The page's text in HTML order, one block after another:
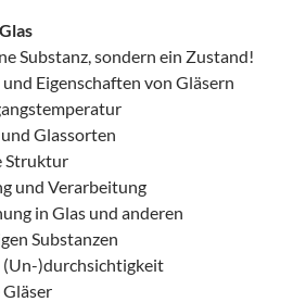
Substanz, sondern ein Zustand!
Eigenschaften von Gläsern
Glassorten
Struktur
und Verarbeitung
in Glas und anderen
Substanzen
(Un-)durchsichtigkeit